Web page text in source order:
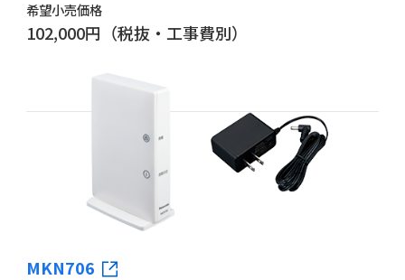
希望小売価格
102,000円（税抜・工事費別）
MKN706